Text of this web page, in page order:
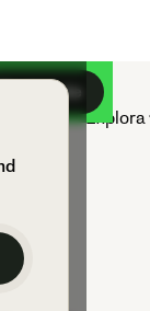
Regístrate
Explora